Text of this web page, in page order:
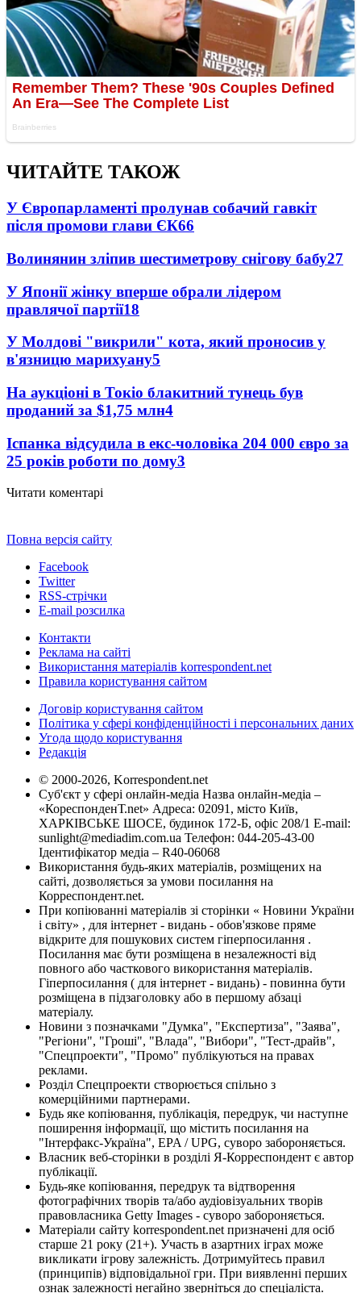
ЧИТАЙТЕ ТАКОЖ
У Європарламенті пролунав собачий гавкіт
після промови глави ЄК66
Волинянин зліпив шестиметрову снігову бабу27
У Японії жінку вперше обрали лідером
правлячої партії18
У Молдові "викрили" кота, який проносив у
в'язницю марихуану5
На аукціоні в Токіо блакитний тунець був
проданий за $1,75 млн4
Іспанка відсудила в екс-чоловіка 204 000 євро за
25 років роботи по дому3
Читати коментарі
Повна версія сайту
Facebook
Twitter
RSS-стрічки
E-mail розсилка
Контакти
Реклама на сайті
Використання матеріалів korrespondent.net
Правила користування сайтом
Договір користування сайтом
Політика у сфері конфіденційності і персональних даних
Угода щодо користування
Редакція
© 2000-2026, Korrespondent.net
Суб'єкт у сфері онлайн-медіа Назва онлайн-медіа –
«КореспонденТ.net» Адреса: 02091, місто Київ,
ХАРКІВСЬКЕ ШОСЕ, будинок 172-Б, офіс 208/1 E-mail:
sunlight@mediadim.com.ua Телефон: 044-205-43-00
Ідентифікатор медіа – R40-06068
Використання будь-яких матеріалів, розміщених на
сайті, дозволяється за умови посилання на
Корреспондент.net.
При копіюванні матеріалів зі сторінки « Новини України
і світу» , для інтернет - видань - обов'язкове пряме
відкрите для пошукових систем гіперпосилання .
Посилання має бути розміщена в незалежності від
повного або часткового використання матеріалів.
Гіперпосилання ( для інтернет - видань) - повинна бути
розміщена в підзаголовку або в першому абзаці
матеріалу.
Новини з позначками "Думка", "Експертиза", "Заява",
"Регіони", "Гроші", "Влада", "Вибори", "Тест-драйв",
"Спецпроекти", "Промо" публікуються на правах
реклами.
Розділ Спецпроекти створюється спільно з
комерційними партнерами.
Будь яке копіювання, публікація, передрук, чи наступне
поширення інформації, що містить посилання на
"Інтерфакс-Україна", EPA / UPG, суворо забороняється.
Власник веб-сторінки в розділі Я-Корреспондент є автор
публікації.
Будь-яке копіювання, передрук та відтворення
фотографічних творів та/або аудіовізуальних творів
правовласника Getty Images - суворо забороняється.
Матеріали сайту korrespondent.net призначені для осіб
старше 21 року (21+). Участь в азартних іграх може
викликати ігрову залежність. Дотримуйтесь правил
(принципів) відповідальної гри. При виявленні перших
ознак залежності негайно зверніться до спеціаліста.